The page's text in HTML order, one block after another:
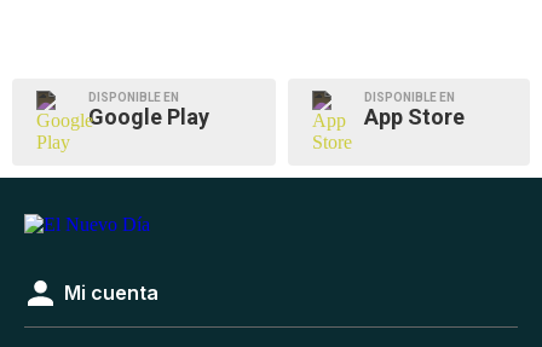
DISPONIBLE EN
Google Play
DISPONIBLE EN
App Store
Mi cuenta